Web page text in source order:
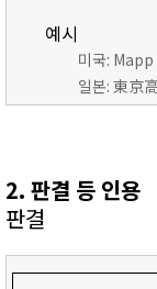
예시
미국:
일본: 東京
2. 판결 등 인용
판결